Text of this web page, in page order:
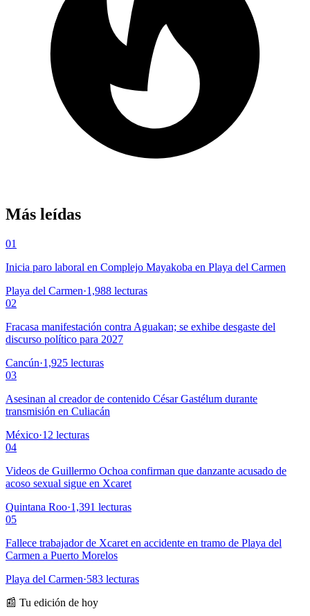
Más leídas
01
Inicia paro laboral en Complejo Mayakoba en Playa del Carmen
Playa del Carmen·1,988 lecturas
02
Fracasa manifestación contra Aguakan; se exhibe desgaste del
discurso político para 2027
Cancún·1,925 lecturas
03
Asesinan al creador de contenido César Gastélum durante
transmisión en Culiacán
México·12 lecturas
04
Videos de Guillermo Ochoa confirman que danzante acusado de
acoso sexual sigue en Xcaret
Quintana Roo·1,391 lecturas
05
Fallece trabajador de Xcaret en accidente en tramo de Playa del
Carmen a Puerto Morelos
Playa del Carmen·583 lecturas
📰 Tu edición de hoy